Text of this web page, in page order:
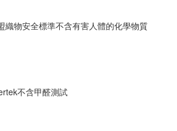
織物安全標準不含有害人體的化學物質
不含甲醛測試